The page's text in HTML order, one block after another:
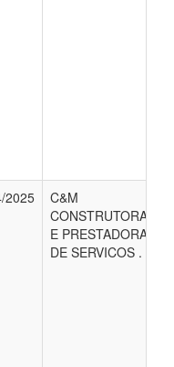
2025
C&M
CONSTRUTORA
E PRESTADORA
DE SERVICOS .